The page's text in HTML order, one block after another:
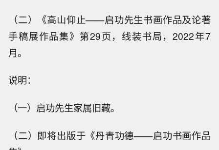
（二）《高山仰止——启功先生书画作品及论著
手稿展作品集》第29页，线装书局，2022年7
月。
说明：
（一）启功先生家属旧藏。
（二）即将出版于《丹青功德——启功书画作品